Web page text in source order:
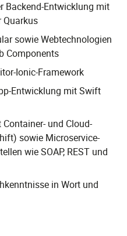
Backend-Entwicklung mit
Quarkus
sowie Webtechnologien
Components
Ionic-Framework
Entwicklung mit Swift
und Cloud-
sowie Microservice-
wie SOAP, REST und
in Wort und